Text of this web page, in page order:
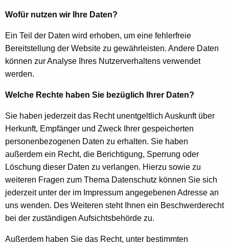
Wofür nutzen wir Ihre Daten?
Ein Teil der Daten wird erhoben, um eine fehlerfreie
Bereitstellung der Website zu gewährleisten. Andere Daten
können zur Analyse Ihres Nutzerverhaltens verwendet
werden.
Welche Rechte haben Sie bezüglich Ihrer Daten?
Sie haben jederzeit das Recht unentgeltlich Auskunft über
Herkunft, Empfänger und Zweck Ihrer gespeicherten
personenbezogenen Daten zu erhalten. Sie haben
außerdem ein Recht, die Berichtigung, Sperrung oder
Löschung dieser Daten zu verlangen. Hierzu sowie zu
weiteren Fragen zum Thema Datenschutz können Sie sich
jederzeit unter der im Impressum angegebenen Adresse an
uns wenden. Des Weiteren steht Ihnen ein Beschwerderecht
bei der zuständigen Aufsichtsbehörde zu.
Außerdem haben Sie das Recht, unter bestimmten